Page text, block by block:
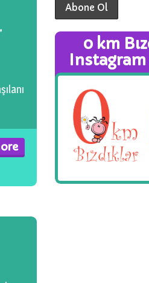
0 km
Instagram